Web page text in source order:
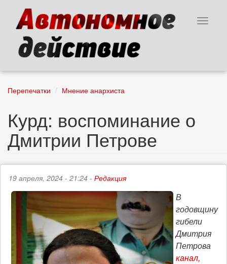
основному
содержанию
Toggle
Перепечатки Мнение анархиста
Курд: воспоминание о
Дмитрии Петрове
19 апреля, 2024 - 21:24 - Редакция
В
годовщину
гибели
Дмитрия
Петрова
канал,